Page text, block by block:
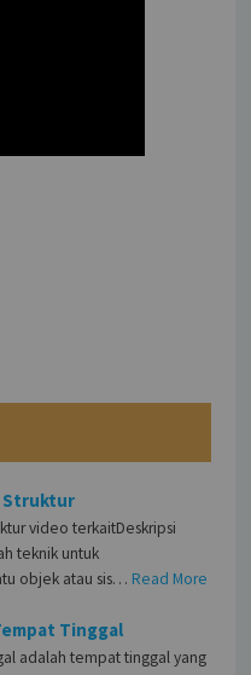
Struktur
video terkaitDeskripsi
teknik untuk
objek atau sis… Read More
Tinggal
adalah tempat tinggal yang